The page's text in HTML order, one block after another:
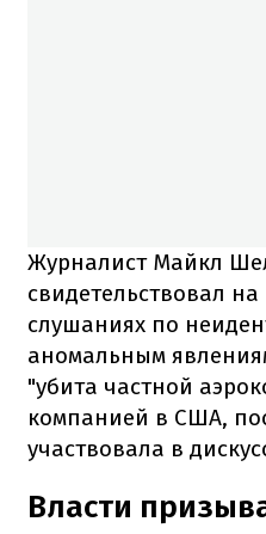
Журналист Майкл
свидетельствовал
слушаниях по
аномальным
"убита частной
компанией в США,
участвовала в
Власти